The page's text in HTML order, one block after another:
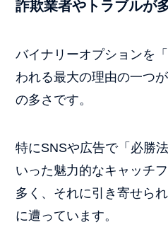
詐欺業者やトラブルが
バイナリーオプションを
われる最大の理由の一つ
の多さです。
特にSNSや広告で「必勝
いった魅力的なキャッチ
多く、それに引き寄せら
に遭っています。